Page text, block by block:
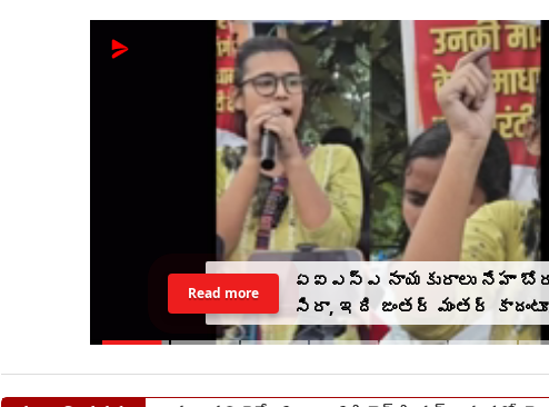
తమిళ ప్రజల కోసం ఎన్ని
ఎదుర్కొనేందుకు సిద్ధం : సీఎం
Read more